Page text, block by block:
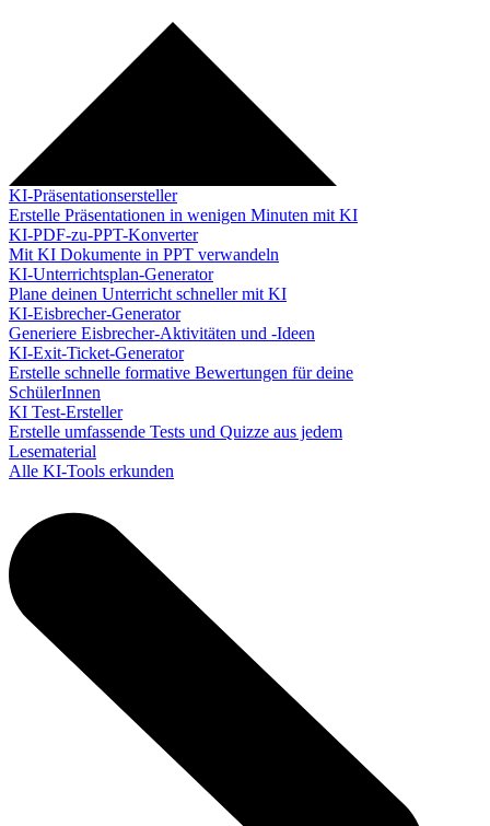
KI-Präsentationsersteller
Erstelle Präsentationen in wenigen Minuten mit KI
KI-PDF-zu-PPT-Konverter
Mit KI Dokumente in PPT verwandeln
KI-Unterrichtsplan-Generator
Plane deinen Unterricht schneller mit KI
KI-Eisbrecher-Generator
Generiere Eisbrecher-Aktivitäten und -Ideen
KI-Exit-Ticket-Generator
Erstelle schnelle formative Bewertungen für deine
SchülerInnen
KI Test-Ersteller
Erstelle umfassende Tests und Quizze aus jedem
Lesematerial
Alle KI-Tools erkunden